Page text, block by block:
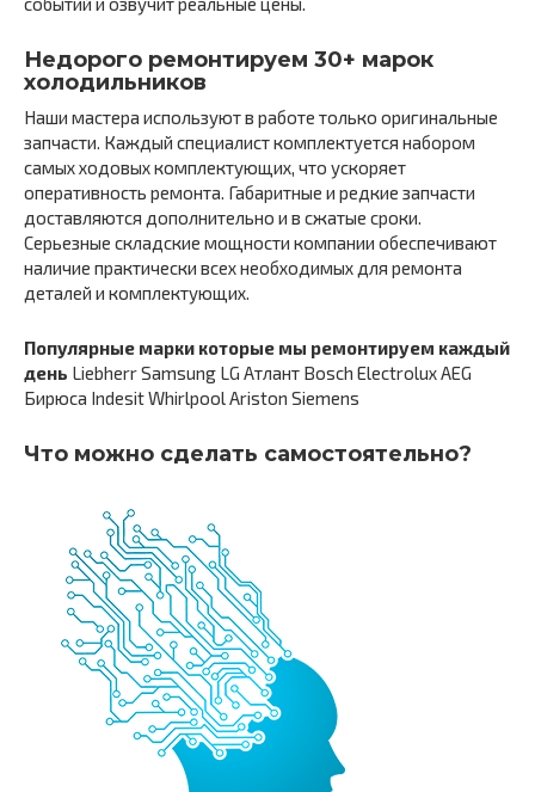
Недорого ремонтируем 30+ марок
холодильников
Наши мастера используют в работе только оригинальные
запчасти. Каждый специалист комплектуется набором
самых ходовых комплектующих, что ускоряет
оперативность ремонта. Габаритные и редкие запчасти
доставляются дополнительно и в сжатые сроки.
Серьезные складские мощности компании обеспечивают
наличие практически всех необходимых для ремонта
деталей и комплектующих.
Популярные марки которые мы ремонтируем каждый
день Liebherr Samsung LG Атлант Bosch Electrolux AEG
Бирюса Indesit Whirlpool Ariston Siemens
Что можно сделать самостоятельно?